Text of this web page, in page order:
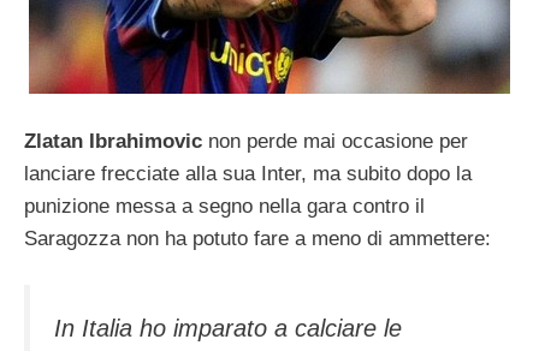
Zlatan Ibrahimovic non perde mai occasione per
lanciare frecciate alla sua Inter, ma subito dopo la
punizione messa a segno nella gara contro il
Saragozza non ha potuto fare a meno di ammettere:
In Italia ho imparato a calciare le